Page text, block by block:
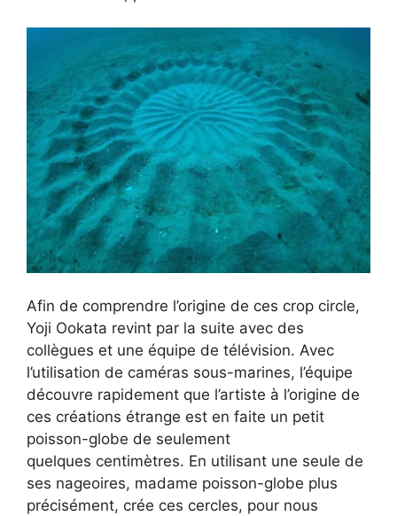
Afin de comprendre l’origine de ces crop circle,
Yoji Ookata revint par la suite avec des
collègues et une équipe de télévision. Avec
l’utilisation de caméras sous-marines, l’équipe
découvre rapidement que l’artiste à l’origine de
ces créations étrange est en faite un petit
poisson-globe de seulement
quelques centimètres. En utilisant une seule de
ses nageoires, madame poisson-globe plus
précisément, crée ces cercles, pour nous